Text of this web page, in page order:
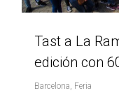
Tast a La
edición con
Barcelona Feria